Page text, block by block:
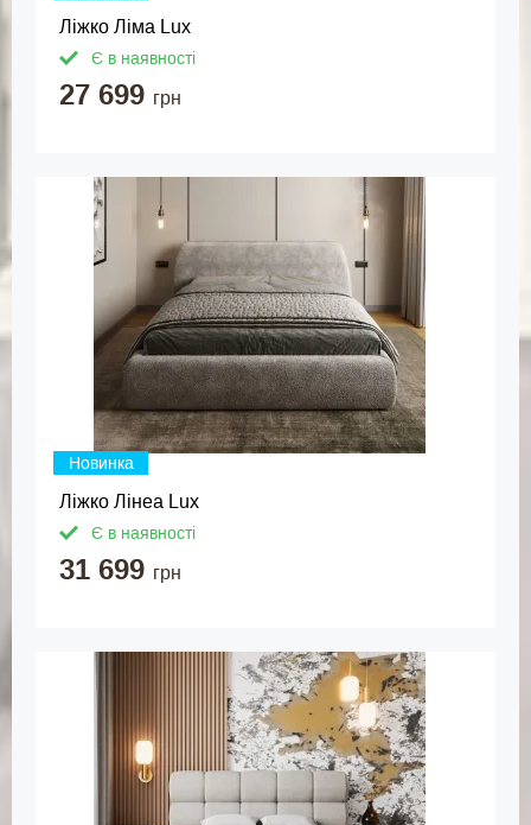
Ліжко Ліма Lux
Є в наявності
27 699 грн
Новинка
Ліжко Лінеа Lux
Є в наявності
31 699 грн